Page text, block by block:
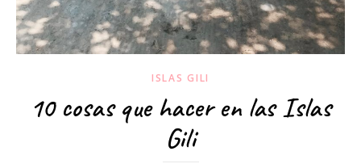
ISLAS GILI
10 cosas que hacer en las Islas
Gili